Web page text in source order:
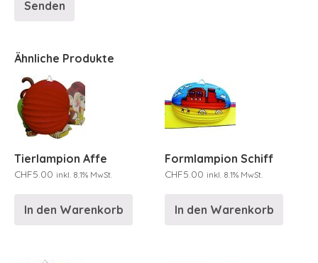
Ähnliche Produkte
Tierlampion Affe
CHF5.00 inkl. 8.1% MwSt.
In den Warenkorb
Formlampion Schiff
CHF5.00 inkl. 8.1% MwSt.
In den Warenkorb